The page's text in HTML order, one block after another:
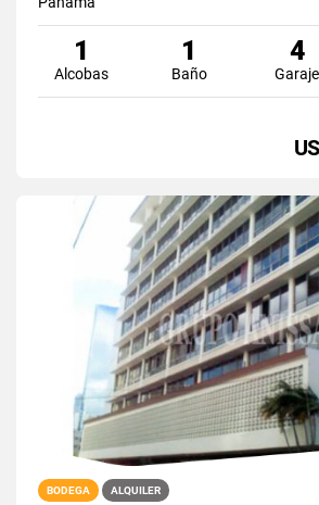
1
Alcobas
1
Baño
4
Garaje
BODEGA ALQUILER